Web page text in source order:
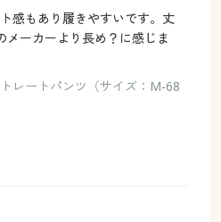
感もあり履きやすいです。丈
ーカーより長め？に感じま
レートパンツ（サイズ：M-68